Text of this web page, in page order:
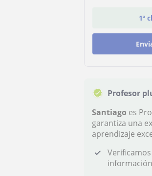
1ª
Profesor
Santiago es
garantiza una
aprendizaje
información